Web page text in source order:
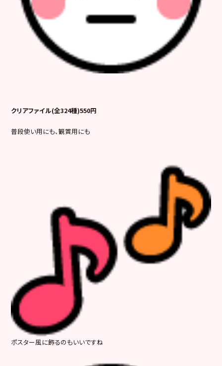
クリアファイル(全324種)550円
普段使い用にも、観賞用にも
ポスター風に飾るのもいいですね